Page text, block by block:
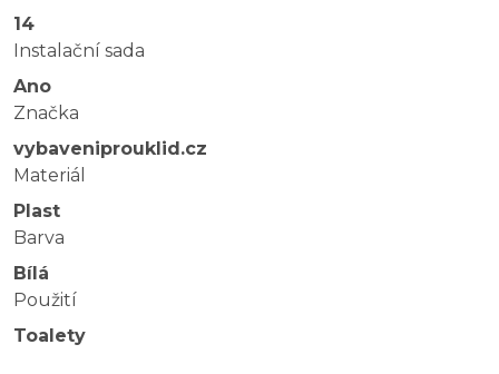
14
Instalační sada
Ano
Značka
vybaveniprouklid.cz
Materiál
Plast
Barva
Bílá
Použití
Toalety